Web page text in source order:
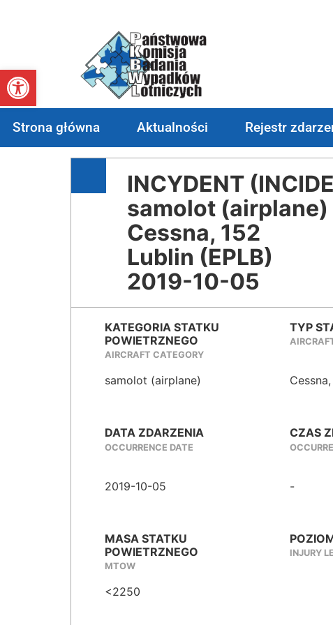
Otwórz pasek narzędzi
Strona główna Aktualności Rejestr
INCYDENT
samolot (airplane)
Cessna, 152
Lublin (EPLB)
2019-10-05
KATEGORIA STATKU
POWIETRZNEGO
AIRCRAFT CATEGORY
samolot (airplane)
TYP
DATA ZDARZENIA
OCCURRENCE DATE
2019-10-05
CZAS
-
MASA STATKU
POWIETRZNEGO
MTOW
<2250
INJURY